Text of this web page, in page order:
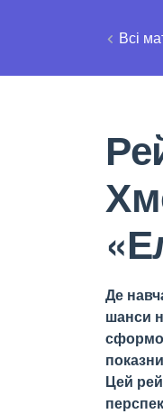
Всі
Де
шанси
Цей